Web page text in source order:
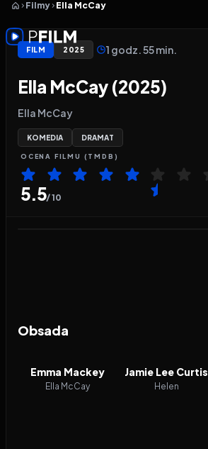
Filmy Ella McCay
FILM 2025 1 godz. 55 min.
Ella McCay (2025)
Ella McCay
KOMEDIA DRAMAT
OCENA FILMU (TMDB)
5.5/ 10
Obsada
Emma Mackey
Ella McCay
Jamie Lee Curtis
Helen